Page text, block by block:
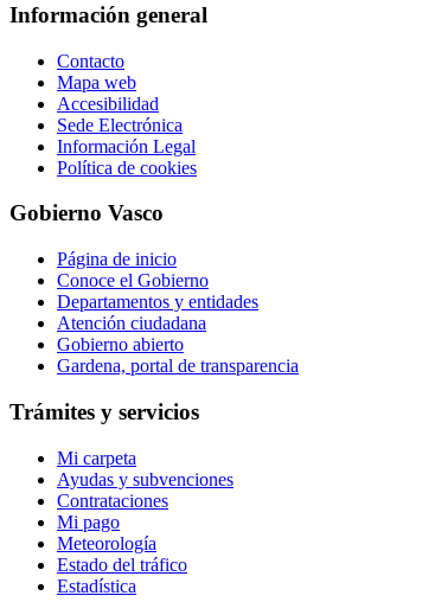
Información general
Contacto
Mapa web
Accesibilidad
Sede Electrónica
Información Legal
Política de cookies
Gobierno Vasco
Página de inicio
Conoce el Gobierno
Departamentos y entidades
Atención ciudadana
Gobierno abierto
Gardena, portal de transparencia
Trámites y servicios
Mi carpeta
Ayudas y subvenciones
Contrataciones
Mi pago
Meteorología
Estado del tráfico
Estadística